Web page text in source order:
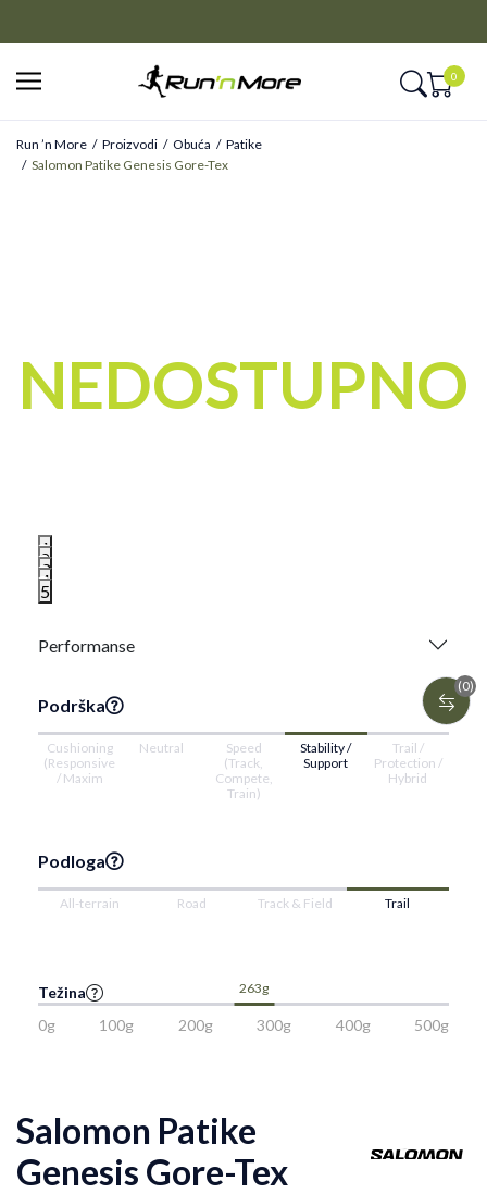
0
Run ’n More Proizvodi Obuća
Patike
Salomon Patike Genesis Gore-Tex
(0)
1
2
3
4
5
NEDOSTUPNO
Performanse
Podrška
Cushioning
(Responsive
/ Maxim
Neutral
Speed
(Track,
Compete,
Train)
Stability /
Support
Trail /
Protection /
Hybrid
Podloga
All-terrain Road Track & Field Trail
Težina 263g
0g 100g 200g 300g 400g 500g
Salomon Patike
Genesis Gore-Tex